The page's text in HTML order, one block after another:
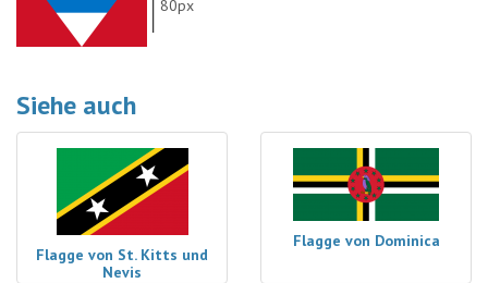
80px
Siehe auch
Flagge von St. Kitts und
Nevis
Flagge von Dominica